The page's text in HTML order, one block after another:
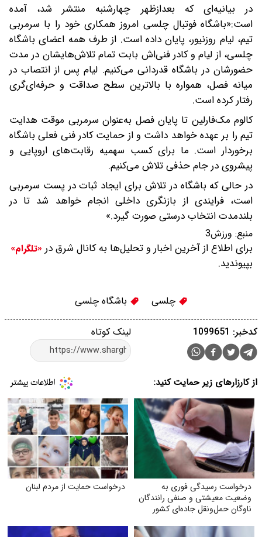
در بیانیه‌ای که بعدازظهر چهارشنبه منتشر شد، آمده
است:«باشگاه فوتبال چلسی امروز همکاری خود را با سرمربی
تیم، لیام روزنیور، پایان داده است. از طرف همه اعضای باشگاه
چلسی، از لیام و کادر فنی‌اش بابت تمام تلاش‌هایشان در مدت
حضورشان در باشگاه قدردانی می‌کنیم. لیام پس از انتصاب در
میانه فصل، همواره با بالاترین سطح صداقت و حرفه‌ای‌گری
رفتار کرده است.
کالوم مک‌فارلین تا پایان فصل به‌عنوان سرمربی موقت هدایت
تیم را بر عهده خواهد داشت و از حمایت کادر فنی فعلی باشگاه
برخوردار است. ما برای کسب سهمیه رقابت‌های اروپایی و
پیشروی در جام حذفی تلاش می‌کنیم.
در حالی که باشگاه در تلاش برای ایجاد ثبات در پست سرمربی
است، فرایندی از بازنگری داخلی انجام خواهد شد تا در
بلندمدت انتخاب درستی صورت گیرد.»
منبع: ورزش3
برای اطلاع از آخرین اخبار و تحلیل‌ها به کانال شرق در «تلگرام»
بپیوندید.
چلسی باشگاه چلسی
لینک کوتاه کدخبر: 1099651
از کارزارهای زیر حمایت کنید:
درخواست رسیدگی فوری به
وضعیت معیشتی و صنفی رانندگان
ناوگان حمل‌ونقل جاده‌ای کشور
درخواست حمایت از مردم لبنان